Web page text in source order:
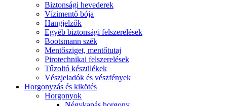
Biztonsági hevederek
Vízimentő bója
Hangjelzők
Egyéb biztonsági felszerelések
Bootsmann szék
Mentősziget, mentőtutaj
Pirotechnikai felszerelések
Tűzoltó készülékek
Vészjeladók és vészfények
Horgonyzás és kikötés
Horgonyok